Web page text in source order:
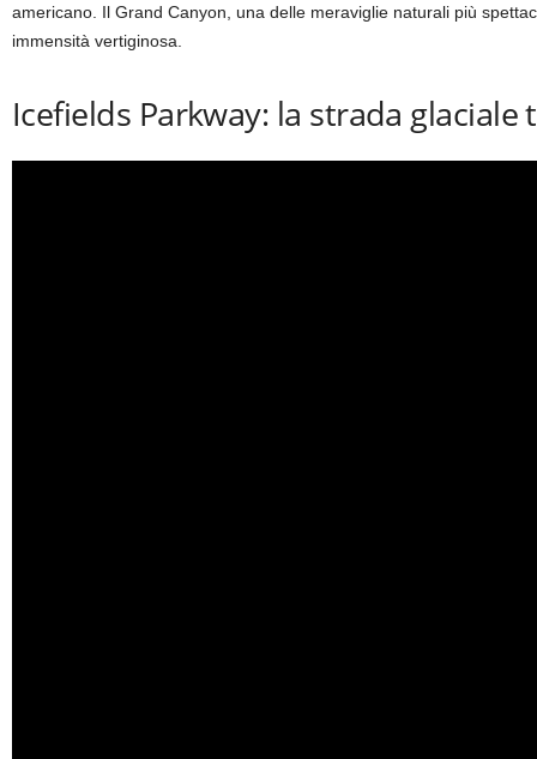
americano. Il Grand Canyon, una delle meraviglie naturali più
immensità vertiginosa.
Icefields Parkway: la strada